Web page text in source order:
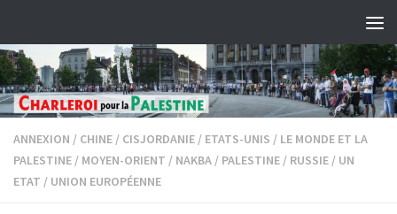
ANNEXION / CHINE / CISJORDANIE / ETATS-UNIS / LE MONDE ET LA
PALESTINE / MOYEN-ORIENT / NAKBA / PALESTINE / RUSSIE / UN
ETAT / UNION EUROPÉENNE